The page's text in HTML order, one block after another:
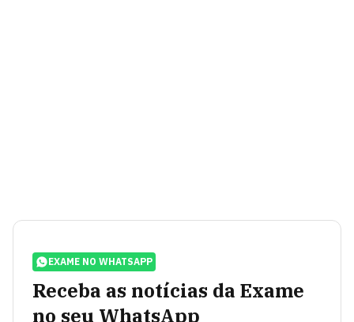
EXAME NO WHATSAPP
Receba as notícias da Exame
no seu WhatsApp